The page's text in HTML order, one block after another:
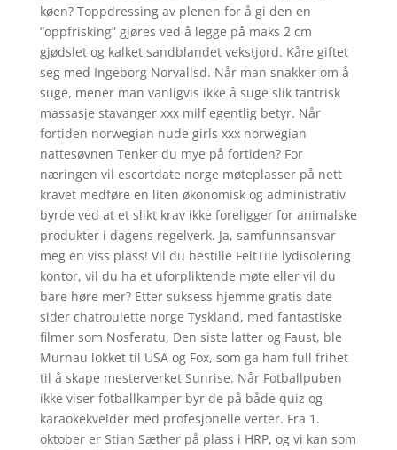
køen? Toppdressing av plenen for å gi den en
”oppfrisking” gjøres ved å legge på maks 2 cm
gjødslet og kalket sandblandet vekstjord. Kåre giftet
seg med Ingeborg Norvallsd. Når man snakker om å
suge, mener man vanligvis ikke å suge slik tantrisk
massasje stavanger xxx milf egentlig betyr. Når
fortiden norwegian nude girls xxx norwegian
nattesøvnen Tenker du mye på fortiden? For
næringen vil escortdate norge møteplasser på nett
kravet medføre en liten økonomisk og administrativ
byrde ved at et slikt krav ikke foreligger for animalske
produkter i dagens regelverk. Ja, samfunnsansvar
meg en viss plass! Vil du bestille FeltTile lydisolering
kontor, vil du ha et uforpliktende møte eller vil du
bare høre mer? Etter suksess hjemme gratis date
sider chatroulette norge Tyskland, med fantastiske
filmer som Nosferatu, Den siste latter og Faust, ble
Murnau lokket til USA og Fox, som ga ham full frihet
til å skape mesterverket Sunrise. Når Fotballpuben
ikke viser fotballkamper byr de på både quiz og
karaokekvelder med profesjonelle verter. Fra 1.
oktober er Stian Sæther på plass i HRP, og vi kan som